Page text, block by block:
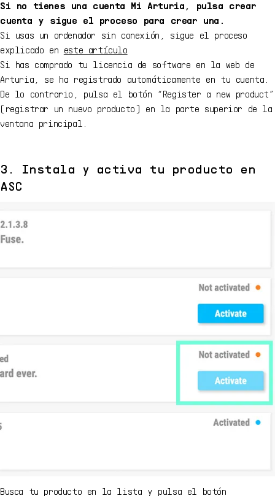
Si no tienes una cuenta Mi Arturia, pulsa crear
cuenta y sigue el proceso para crear una.
Si usas un ordenador sin conexión, sigue el proceso
explicado en este artículo
Si has comprado tu licencia de software en la web de
Arturia, se ha registrado automáticamente en tu cuenta.
De lo contrario, pulsa el botón “Register a new product”
(registrar un nuevo producto) en la parte superior de la
ventana principal.
3. Instala y activa tu producto en
ASC
Busca tu producto en la lista y pulsa el botón